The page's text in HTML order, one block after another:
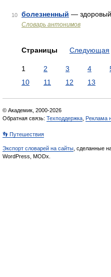
10 болезненный —
Словарь антонимов
Страницы Следующая
1 2 3 4
10
11 12 13
© Академик, 2000-2026
Обратная связь: Техподдержка Реклама
👣 Путешествия
Экспорт словарей на сайты , сделанные
WordPress, MODx.